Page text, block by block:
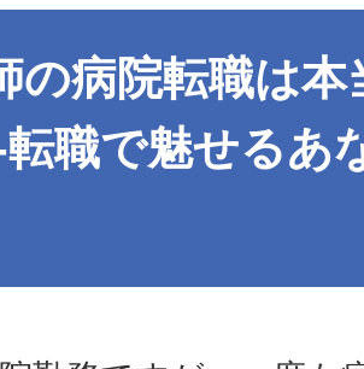
の病院転職は本
職で魅せるあ